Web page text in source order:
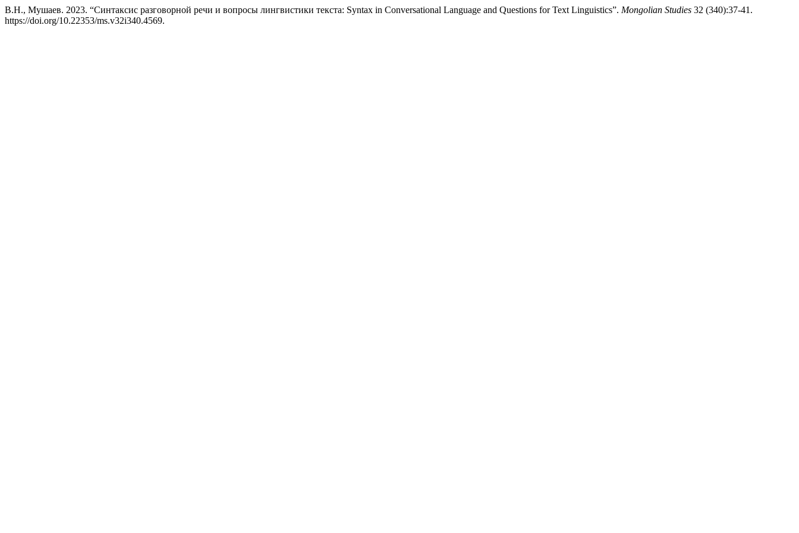
В.Н., Мушаев. 2023. “Синтаксис разговорной речи и вопросы лингвистики текста: Syntax in Conversational Language and Questions for Text Linguistics”. Mongolian Studies 32 (340):37-41.
https://doi.org/10.22353/ms.v32i340.4569.